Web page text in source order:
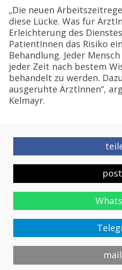
„Die neuen
diese Lücke. Was für
Erleichterung des
PatientInnen das Risiko
Behandlung. Jeder
jeder Zeit nach bestem
behandelt zu werden.
ausgeruhte ÄrztInnen“,
Kelmayr.